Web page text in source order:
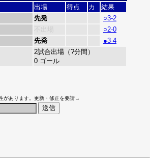
出場 得点 カ
結果
先発
○3-2
不出場
○2-0
先発 ●3-4
2試合出場（?分間）
0 ゴール
があります。更新・修正を要請→